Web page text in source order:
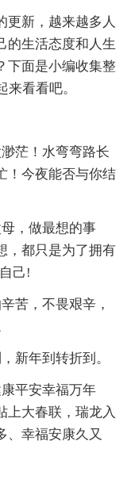
更新，越来越多人
的生活态度和人生
下面是小编收集整
看看吧。
茫！水弯弯路长
！今夜能否与你结
，做最想的事
，都只是为了拥有
己!
苦，不畏艰辛，
新年到转折到。
平安幸福万年
上大春联，瑞龙入
、幸福安康久又